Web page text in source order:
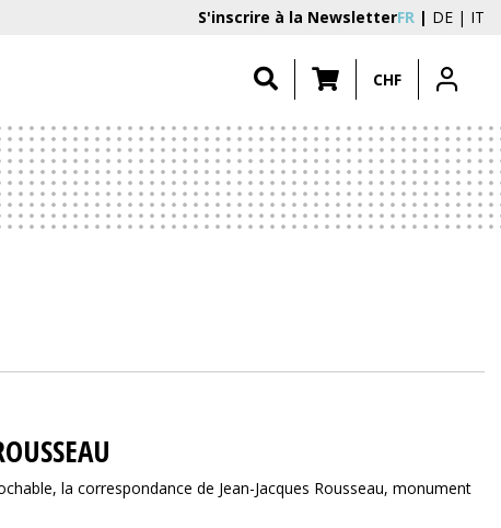
S'inscrire à la NewsletterFR DE IT
CHF
la correspondance de Jean-Jacques Rousseau, monument